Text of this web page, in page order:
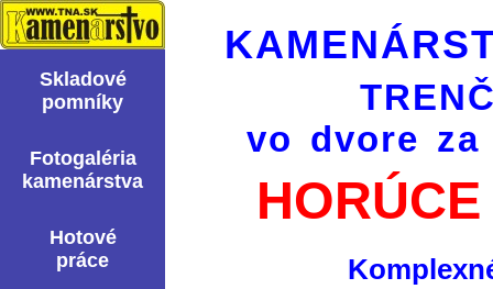
Skladové
pomní­ky
Fotogaléria
kamenárstva
Hotové
práce
vo dvore za